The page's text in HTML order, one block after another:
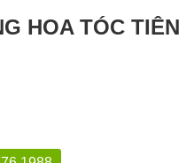
HOA TÓC TIÊN